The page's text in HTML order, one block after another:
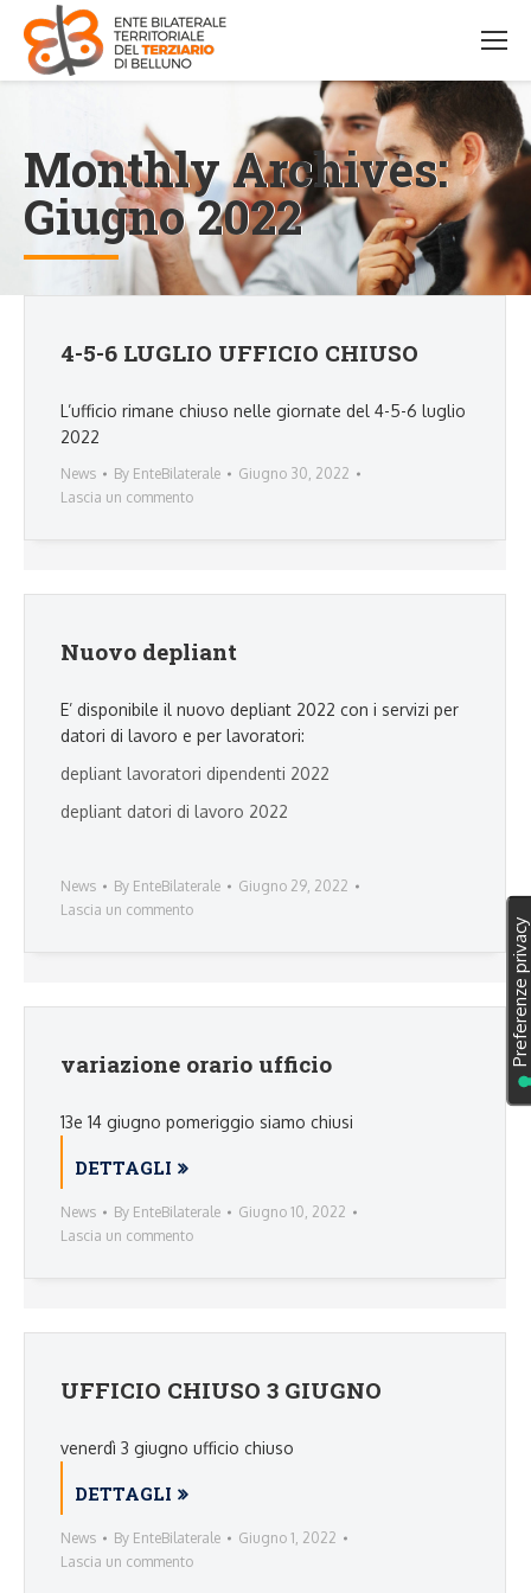
Monthly Archives:
Giugno 2022
4-5-6 LUGLIO UFFICIO CHIUSO
L’ufficio rimane chiuso nelle giornate del 4-5-6 luglio
2022
News By EnteBilaterale
Giugno 30, 2022
Lascia un commento
Nuovo depliant
E’ disponibile il nuovo depliant 2022 con i servizi per
datori di lavoro e per lavoratori:
depliant lavoratori dipendenti 2022
depliant datori di lavoro 2022
News By EnteBilaterale
Giugno 29, 2022
Lascia un commento
variazione orario ufficio
13e 14 giugno pomeriggio siamo chiusi
DETTAGLI
News By EnteBilaterale
Giugno 10, 2022
Lascia un commento
UFFICIO CHIUSO 3 GIUGNO
venerdì 3 giugno ufficio chiuso
DETTAGLI
News By EnteBilaterale
Giugno 1, 2022
Lascia un commento